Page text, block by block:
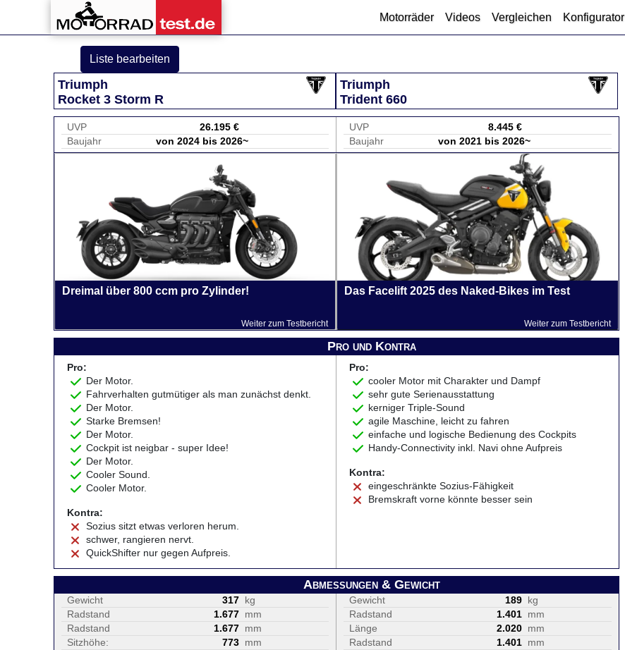
Motorräder Videos Vergleichen Konfigurator
Liste bearbeiten
Triumph
Rocket 3 Storm R
Triumph
Trident 660
UVP
26.195 €
Baujahr
von 2024 bis 2026~
UVP
8.445 €
Baujahr
von 2021 bis 2026~
Dreimal über 800 ccm pro Zylinder!
Weiter zum Testbericht
Das Facelift 2025 des Naked-Bikes im Test
Weiter zum Testbericht
Pro und Kontra
Pro:
Der Motor.
Fahrverhalten gutmütiger als man zunächst denkt.
Der Motor.
Starke Bremsen!
Der Motor.
Cockpit ist neigbar - super Idee!
Der Motor.
Cooler Sound.
Cooler Motor.
Kontra:
Sozius sitzt etwas verloren herum.
schwer, rangieren nervt.
QuickShifter nur gegen Aufpreis.
Pro:
cooler Motor mit Charakter und Dampf
sehr gute Serienausstattung
kerniger Triple-Sound
agile Maschine, leicht zu fahren
einfache und logische Bedienung des Cockpits
Handy-Connectivity inkl. Navi ohne Aufpreis
Kontra:
eingeschränkte Sozius-Fähigkeit
Bremskraft vorne könnte besser sein
Abmessungen & Gewicht
Gewicht 317 kg
Radstand
1.677 mm
Radstand
1.677 mm
Sitzhöhe:
773 mm
Gewicht 189 kg
Radstand
1.401 mm
Länge
2.020 mm
Radstand
1.401 mm